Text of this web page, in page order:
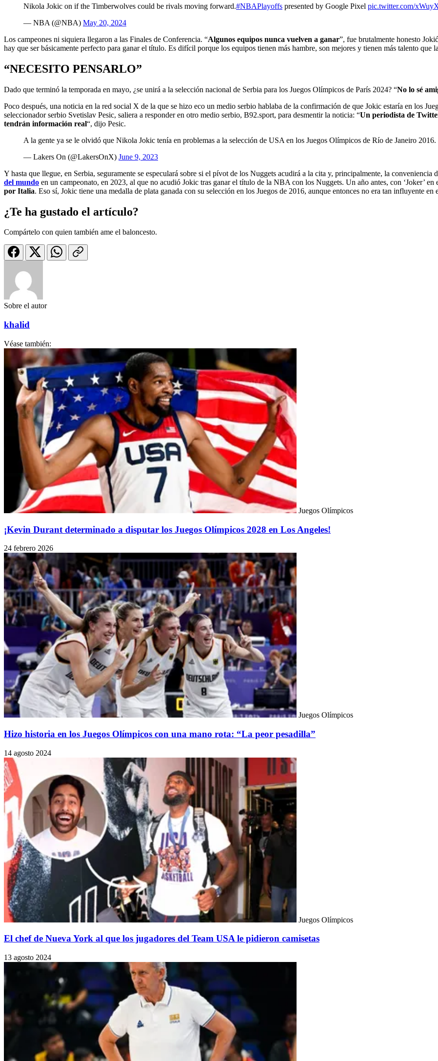
Nikola Jokic on if the Timberwolves could be rivals moving forward.#NBAPlayoffs presented by Google Pixel pic.twitter.com/
— NBA (@NBA) May 20, 2024
Los campeones ni siquiera llegaron a las Finales de Conferencia. “Algunos equipos nunca vuelven a ganar”, fue brutalmente honesto
hay que ser básicamente perfecto para ganar el título. Es difícil porque los equipos tienen más hambre, son mejores y tienen más talento que
“NECESITO PENSARLO”
Dado que terminó la temporada en mayo, ¿se unirá a la selección nacional de Serbia para los Juegos Olímpicos de París 2024? “No lo sé
Poco después, una noticia en la red social X de la que se hizo eco un medio serbio hablaba de la confirmación de que Jokic estaría en los
seleccionador serbio Svetislav Pesic, saliera a responder en otro medio serbio, B92.sport, para desmentir la noticia: “Un periodista de
tendrán información real“, dijo Pesic.
A la gente ya se le olvidó que Nikola Jokic tenía en problemas a la selección de USA en los Juegos Olímpicos de Río de Janeiro 2016.
— Lakers On (@LakersOnX) June 9, 2023
Y hasta que llegue, en Serbia, seguramente se especulará sobre si el pívot de los Nuggets acudirá a la cita y, principalmente, la
del mundo en un campeonato, en 2023, al que no acudió Jokic tras ganar el título de la NBA con los Nuggets. Un año antes, con ‘Joker’ en
por Italia. Eso sí, Jokic tiene una medalla de plata ganada con su selección en los Juegos de 2016, aunque entonces no era tan influyente en
¿Te ha gustado el artículo?
Compártelo con quien también ame el baloncesto.
Sobre el autor
khalid
Véase también:
Juegos Olímpicos
¡Kevin Durant determinado a disputar los Juegos Olímpicos 2028 en Los Angeles!
24 febrero 2026
Juegos Olímpicos
Hizo historia en los Juegos Olímpicos con una mano rota: “La peor pesadilla”
14 agosto 2024
Juegos Olímpicos
El chef de Nueva York al que los jugadores del Team USA le pidieron camisetas
13 agosto 2024